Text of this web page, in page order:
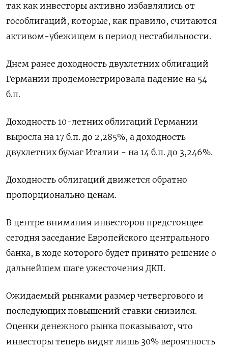
так как инвесторы активно избавлялись от
гособлигаций, которые, как правило, считаются
активом-убежищем в период нестабильности.
Днем ранее доходность двухлетних облигаций
Германии продемонстрировала падение на 54
б.п.
Доходность 10-летних облигаций Германии
выросла на 17 б.п. до 2,285%, а доходность
двухлетних бумаг Италии - на 14 б.п. до 3,246%.
Доходность облигаций движется обратно
пропорционально ценам.
В центре внимания инвесторов предстоящее
сегодня заседание Европейского центрального
банка, в ходе которого будет принято решение о
дальнейшем шаге ужесточения ДКП.
Ожидаемый рынками размер четвергового и
последующих повышений ставки снизился.
Оценки денежного рынка показывают, что
инвесторы теперь видят лишь 30% вероятность